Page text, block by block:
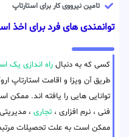
تامین نیرووی کار برای استارتاپ
توانمندی های فرد برای اخذ
کسی که به دنبال راه اندازی یک
طریق آن ویزا و اقامت استارتاپ
توانایی هایی را یافته اند.
فنی ، نرم افزاری ، تجاری ،
ممکن است به علت تحصیلات